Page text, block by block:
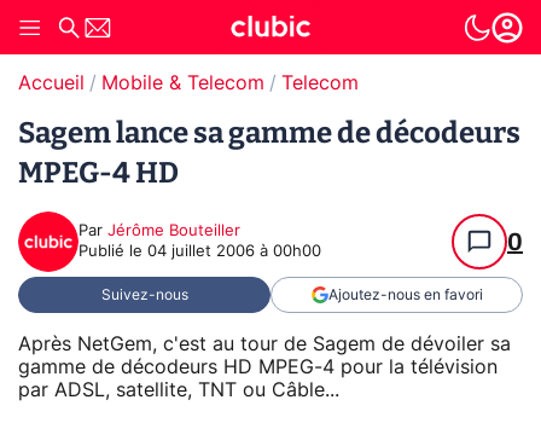
Accueil Mobile & Telecom Telecom
Sagem lance sa gamme de décodeurs
MPEG-4 HD
Par Jérôme Bouteiller
Publié le 04 juillet 2006 à 00h00 0
Suivez-nous Ajoutez-nous en favori
Après NetGem, c'est au tour de Sagem de dévoiler sa
gamme de décodeurs HD MPEG-4 pour la télévision
par ADSL, satellite, TNT ou Câble...